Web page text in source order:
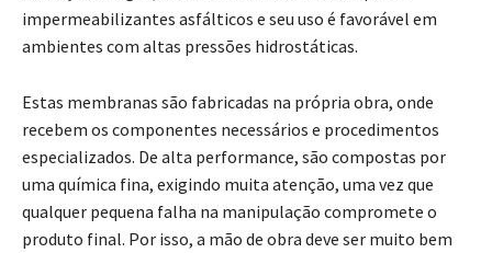
impermeabilizantes asfálticos e seu uso é favorável em
ambientes com altas pressões hidrostáticas.
Estas membranas são fabricadas na própria obra, onde
recebem os componentes necessários e procedimentos
especializados. De alta performance, são compostas por
uma química fina, exigindo muita atenção, uma vez que
qualquer pequena falha na manipulação compromete o
produto final. Por isso, a mão de obra deve ser muito bem